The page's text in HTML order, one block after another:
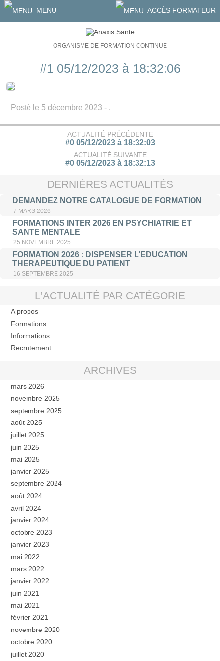
MENU ACCÈS FORMATEUR
ORGANISME DE FORMATION CONTINUE
#1 05/12/2023 à 18:32:06
Posté le 5 décembre 2023 - .
ACTUALITÉ PRÉCÉDENTE
#0 05/12/2023 à 18:32:03
ACTUALITÉ SUIVANTE
#0 05/12/2023 à 18:32:13
DERNIÈRES ACTUALITÉS
DEMANDEZ NOTRE CATALOGUE DE FORMATION
7 MARS 2026
FORMATIONS INTER 2026 EN PSYCHIATRIE ET
SANTE MENTALE
25 NOVEMBRE 2025
FORMATION 2026 : DISPENSER L’EDUCATION
THERAPEUTIQUE DU PATIENT
16 SEPTEMBRE 2025
L’ACTUALITÉ PAR CATÉGORIE
A propos
Formations
Informations
Recrutement
ARCHIVES
mars 2026
novembre 2025
septembre 2025
août 2025
juillet 2025
juin 2025
mai 2025
janvier 2025
septembre 2024
août 2024
avril 2024
janvier 2024
octobre 2023
janvier 2023
mai 2022
mars 2022
janvier 2022
juin 2021
mai 2021
février 2021
novembre 2020
octobre 2020
juillet 2020